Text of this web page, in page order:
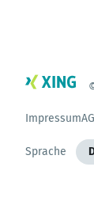
Impressum
Sprache